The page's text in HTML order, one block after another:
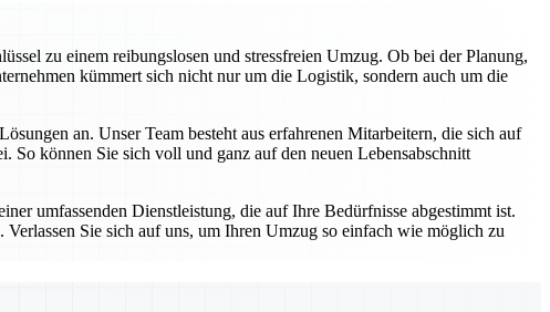
zu einem reibungslosen und stressfreien Umzug. Ob bei der Planung,
kümmert sich nicht nur um die Logistik, sondern auch um die
an. Unser Team besteht aus erfahrenen Mitarbeitern, die sich auf
So können Sie sich voll und ganz auf den neuen Lebensabschnitt
umfassenden Dienstleistung, die auf Ihre Bedürfnisse abgestimmt ist.
Sie sich auf uns, um Ihren Umzug so einfach wie möglich zu